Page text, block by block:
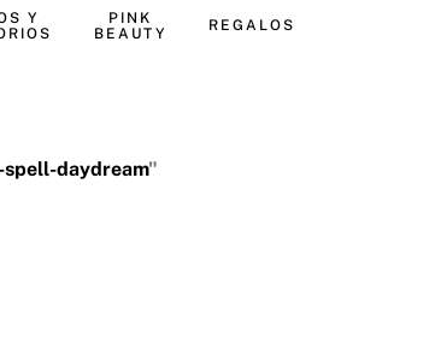
Y
PINK
BEAUTY
REGALOS
daydream"